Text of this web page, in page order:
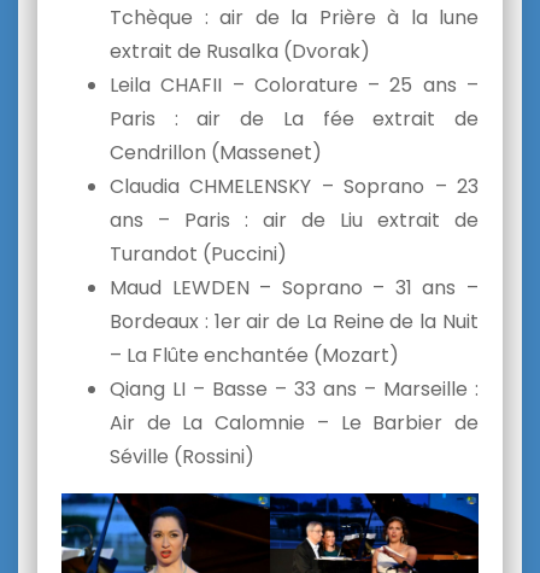
Tchèque : air de la Prière à la lune
extrait de Rusalka (Dvorak)
Leila CHAFII – Colorature – 25 ans –
Paris : air de La fée extrait de
Cendrillon (Massenet)
Claudia CHMELENSKY – Soprano – 23
ans – Paris : air de Liu extrait de
Turandot (Puccini)
Maud LEWDEN – Soprano – 31 ans –
Bordeaux : 1er air de La Reine de la Nuit
– La Flûte enchantée (Mozart)
Qiang LI – Basse – 33 ans – Marseille :
Air de La Calomnie – Le Barbier de
Séville (Rossini)